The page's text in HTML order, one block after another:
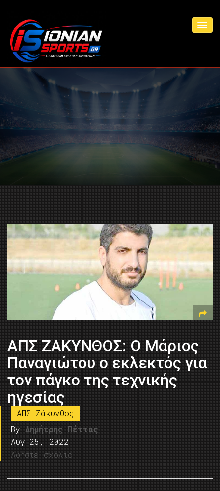
ΑΠΣ ΖΑΚΥΝΘΟΣ: Ο Μάριος
Παναγιώτου ο εκλεκτός για
τον πάγκο της τεχνικής
ηγεσίας
ΑΠΣ Ζάκυνθος
By Δημήτρης Πέττας
Αυγ 25, 2022
Αφήστε σχόλιο